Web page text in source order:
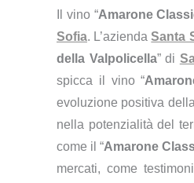
Il vino “Amarone
Sofia. L’aziendaSanta
della Valpolicella” di
spicca il vino “
evoluzione positiva
nella potenzialità del
come il “Amarone
mercati, come